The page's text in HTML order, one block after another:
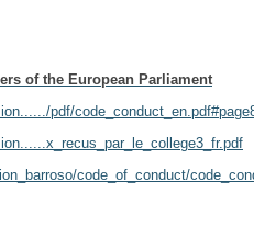
of the European Parliament
pdf/
code_of_conduct/